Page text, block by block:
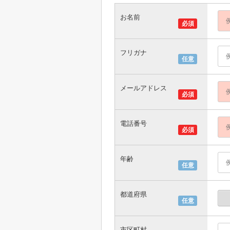
必須
お名前
任意
フリガナ
必須
メールアドレス
必須
電話番号
任意
年齢
任意
都道府県